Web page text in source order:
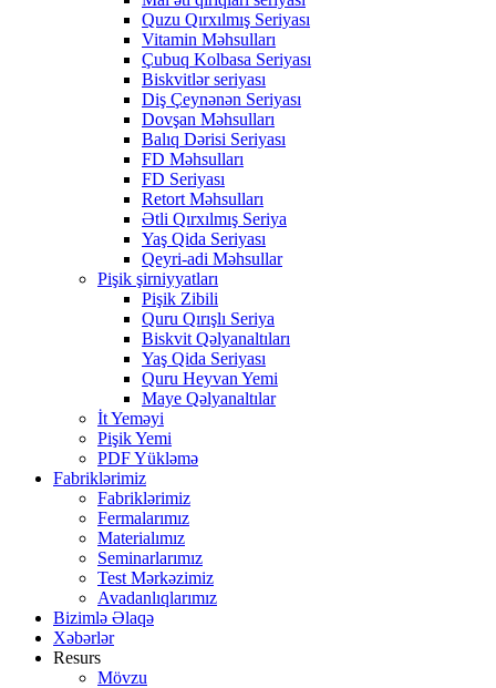
Quzu Qırxılmış Seriyası
Vitamin Məhsulları
Çubuq Kolbasa Seriyası
Biskvitlər seriyası
Diş Çeynənən Seriyası
Dovşan Məhsulları
Balıq Dərisi Seriyası
FD Məhsulları
FD Seriyası
Retort Məhsulları
Ətli Qırxılmış Seriya
Yaş Qida Seriyası
Qeyri-adi Məhsullar
Pişik şirniyyatları
Pişik Zibili
Quru Qırışlı Seriya
Biskvit Qəlyanaltıları
Yaş Qida Seriyası
Quru Heyvan Yemi
Maye Qəlyanaltılar
İt Yeməyi
Pişik Yemi
PDF Yükləmə
Fabriklərimiz
Fabriklərimiz
Fermalarımız
Materialımız
Seminarlarımız
Test Mərkəzimiz
Avadanlıqlarımız
Bizimlə Əlaqə
Xəbərlər
Resurs
Mövzu